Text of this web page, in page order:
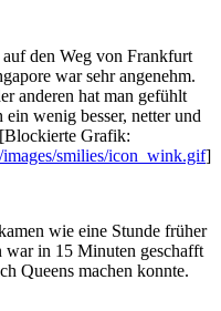
den Weg von Frankfurt
war sehr angenehm.
anderen hat man gefühlt
wenig besser, netter und
Grafik:
smilies/icon_wink.gif]
wie eine Stunde früher
in 15 Minuten geschafft
Queens machen konnte.